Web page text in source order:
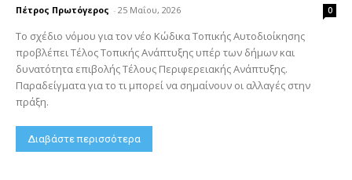
Πέτρος Πρωτόγερος - 25 Μαΐου, 2026 0
Το σχέδιο νόμου για τον νέο Κώδικα Τοπικής Αυτοδιοίκησης
προβλέπει Τέλος Τοπικής Ανάπτυξης υπέρ των δήμων και
δυνατότητα επιβολής Τέλους Περιφερειακής Ανάπτυξης.
Παραδείγματα για το τι μπορεί να σημαίνουν οι αλλαγές στην
πράξη.
Διαβάστε περισσότερα